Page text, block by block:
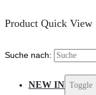
Product Quick View
Suche nach:
NEW IN Toggle